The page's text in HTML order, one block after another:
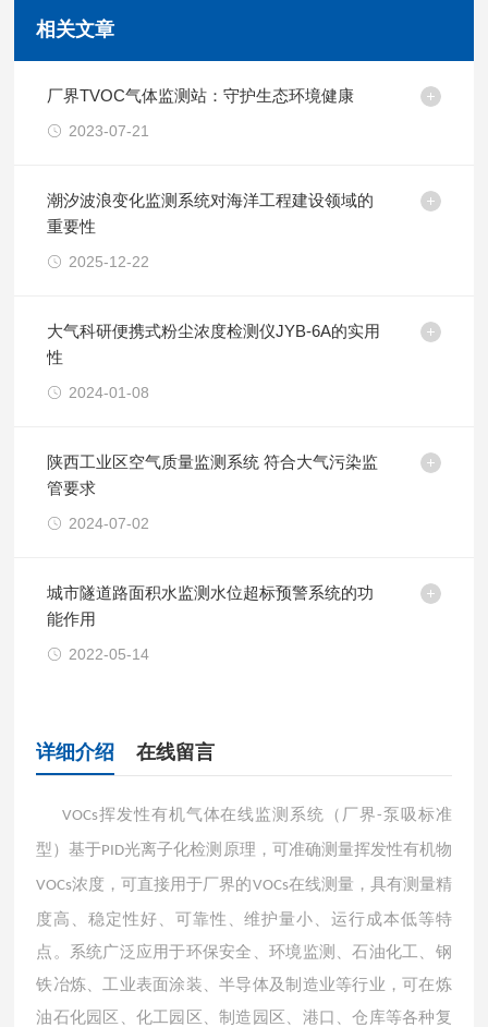
相关文章
厂界TVOC气体监测站：守护生态环境健康
2023-07-21
潮汐波浪变化监测系统对海洋工程建设领域的
重要性
2025-12-22
大气科研便携式粉尘浓度检测仪JYB-6A的实用
性
2024-01-08
陕西工业区空气质量监测系统 符合大气污染监
管要求
2024-07-02
城市隧道路面积水监测水位超标预警系统的功
能作用
2022-05-14
详细介绍 在线留言
VOCs挥发性有机气体在线监测系统（厂界-泵吸标准
型）基于PID光离子化检测原理，可准确测量挥发性有机物
VOCs浓度，可直接用于厂界的VOCs在线测量，具有测量精
度高、稳定性好、可靠性、维护量小、运行成本低等特
点。系统广泛应用于环保安全、环境监测、石油化工、钢
铁冶炼、工业表面涂装、半导体及制造业等行业，可在炼
油石化园区、化工园区、制造园区、港口、仓库等各种复